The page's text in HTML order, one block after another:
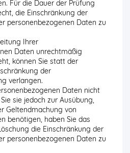
Für die Dauer der Prüfung
die Einschränkung der
personenbezogenen Daten zu
Ihrer
Daten unrechtmäßig
können Sie statt der
der
verlangen.
Daten nicht
sie jedoch zur Ausübung,
Geltendmachung von
benötigen, haben Sie das
die Einschränkung der
personenbezogenen Daten zu